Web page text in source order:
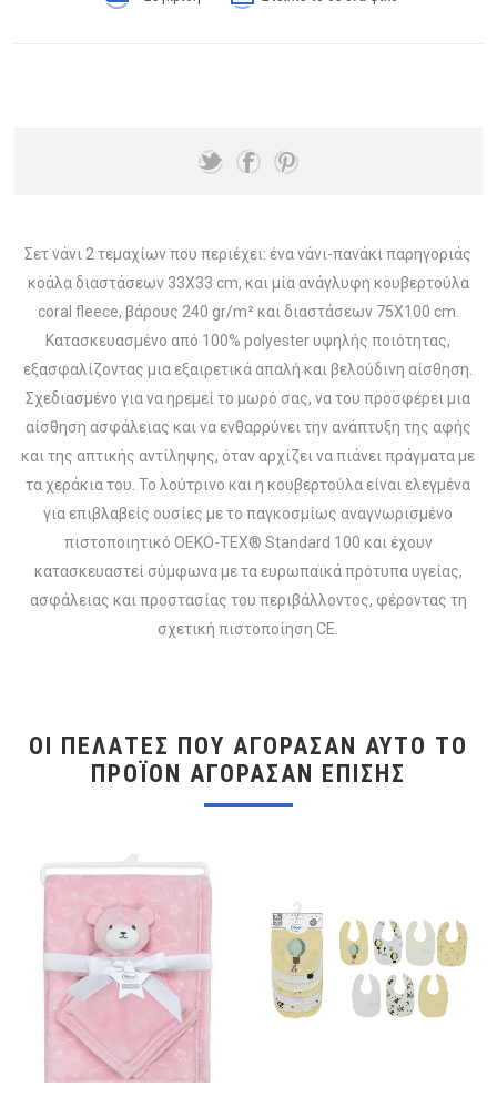
Σετ νάνι 2 τεμαχίων που περιέχει: ένα νάνι-πανάκι παρηγοριάς
κοάλα διαστάσεων 33X33 cm, και μία ανάγλυφη κουβερτούλα
coral fleece, βάρους 240 gr/m² και διαστάσεων 75X100 cm.
Κατασκευασμένο από 100% polyester υψηλής ποιότητας,
εξασφαλίζοντας μια εξαιρετικά απαλή και βελούδινη αίσθηση.
Σχεδιασμένο για να ηρεμεί το μωρό σας, να του προσφέρει μια
αίσθηση ασφάλειας και να ενθαρρύνει την ανάπτυξη της αφής
και της απτικής αντίληψης, όταν αρχίζει να πιάνει πράγματα με
τα χεράκια του. Το λούτρινο και η κουβερτούλα είναι ελεγμένα
για επιβλαβείς ουσίες με το παγκοσμίως αναγνωρισμένο
πιστοποιητικό OEKO-TEX® Standard 100 και έχουν
κατασκευαστεί σύμφωνα με τα ευρωπαϊκά πρότυπα υγείας,
ασφάλειας και προστασίας του περιβάλλοντος, φέροντας τη
σχετική πιστοποίηση CE.
ΟΙ ΠΕΛΆΤΕΣ ΠΟΥ ΑΓΌΡΑΣΑΝ ΑΥΤΌ ΤΟ
ΠΡΟΪΌΝ ΑΓΌΡΑΣΑΝ ΕΠΊΣΗΣ